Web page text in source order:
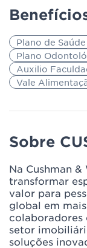
Plano de
Plano
Auxilio
Vale
Sobre
Na Cushman
transformar
valor para
global em
colaboradores
setor
soluções